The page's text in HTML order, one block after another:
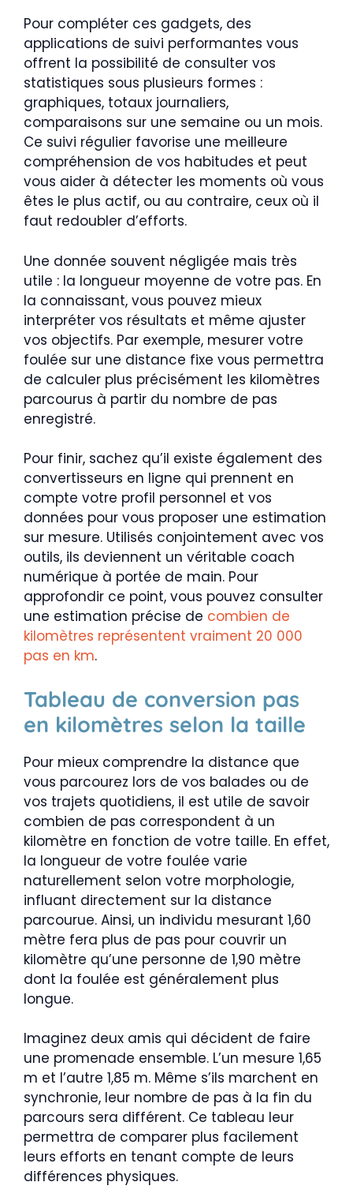
Pour compléter ces gadgets, des
applications de suivi performantes vous
offrent la possibilité de consulter vos
statistiques sous plusieurs formes :
graphiques, totaux journaliers,
comparaisons sur une semaine ou un mois.
Ce suivi régulier favorise une meilleure
compréhension de vos habitudes et peut
vous aider à détecter les moments où vous
êtes le plus actif, ou au contraire, ceux où il
faut redoubler d’efforts.
Une donnée souvent négligée mais très
utile : la longueur moyenne de votre pas. En
la connaissant, vous pouvez mieux
interpréter vos résultats et même ajuster
vos objectifs. Par exemple, mesurer votre
foulée sur une distance fixe vous permettra
de calculer plus précisément les kilomètres
parcourus à partir du nombre de pas
enregistré.
Pour finir, sachez qu’il existe également des
convertisseurs en ligne qui prennent en
compte votre profil personnel et vos
données pour vous proposer une estimation
sur mesure. Utilisés conjointement avec vos
outils, ils deviennent un véritable coach
numérique à portée de main. Pour
approfondir ce point, vous pouvez consulter
une estimation précise de combien de
kilomètres représentent vraiment 20 000
pas en km.
Tableau de conversion pas
en kilomètres selon la taille
Pour mieux comprendre la distance que
vous parcourez lors de vos balades ou de
vos trajets quotidiens, il est utile de savoir
combien de pas correspondent à un
kilomètre en fonction de votre taille. En effet,
la longueur de votre foulée varie
naturellement selon votre morphologie,
influant directement sur la distance
parcourue. Ainsi, un individu mesurant 1,60
mètre fera plus de pas pour couvrir un
kilomètre qu’une personne de 1,90 mètre
dont la foulée est généralement plus
longue.
Imaginez deux amis qui décident de faire
une promenade ensemble. L’un mesure 1,65
m et l’autre 1,85 m. Même s’ils marchent en
synchronie, leur nombre de pas à la fin du
parcours sera différent. Ce tableau leur
permettra de comparer plus facilement
leurs efforts en tenant compte de leurs
différences physiques.